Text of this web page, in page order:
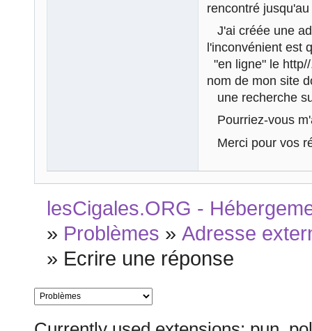
rencontré
J'ai créée une
l'inconvénient est
"en ligne" le
nom de mon site
une recherche
Pourriez-vous
Merci pour vos
lesCigales.ORG -
» Problèmes »Adresse
» Ecrire une réponse